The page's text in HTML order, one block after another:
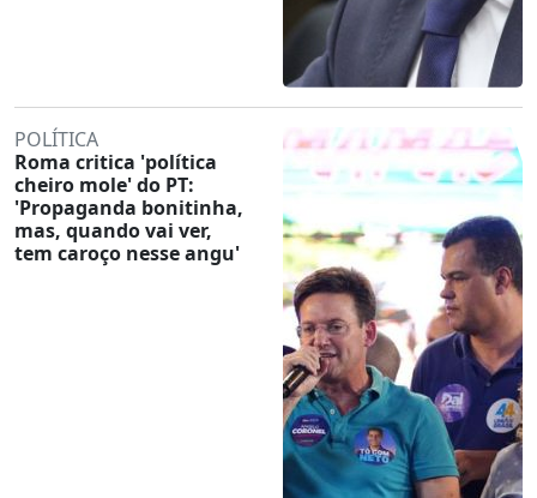
POLÍTICA
Roma critica 'política
cheiro mole' do PT:
'Propaganda bonitinha,
mas, quando vai ver,
tem caroço nesse angu'